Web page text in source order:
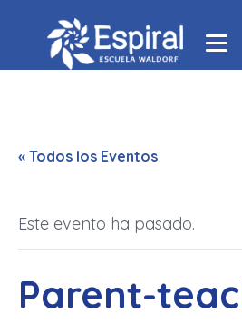
« Todos los Eventos
Este evento ha pasado.
Parent-